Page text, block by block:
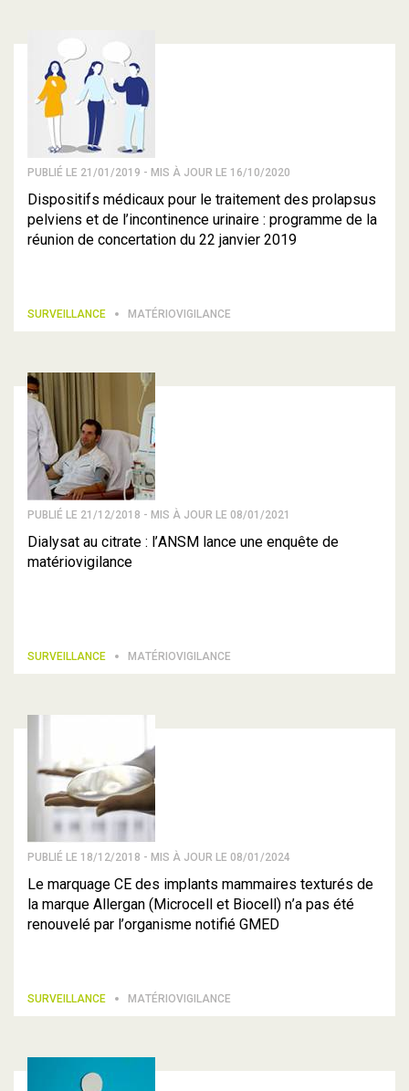
PUBLIÉ LE 21/01/2019 - MIS À JOUR LE 16/10/2020
Dispositifs médicaux pour le traitement des prolapsus
pelviens et de l’incontinence urinaire : programme de la
réunion de concertation du 22 janvier 2019
SURVEILLANCE MATÉRIOVIGILANCE
PUBLIÉ LE 21/12/2018 - MIS À JOUR LE 08/01/2021
Dialysat au citrate : l’ANSM lance une enquête de
matériovigilance
SURVEILLANCE MATÉRIOVIGILANCE
PUBLIÉ LE 18/12/2018 - MIS À JOUR LE 08/01/2024
Le marquage CE des implants mammaires texturés de
la marque Allergan (Microcell et Biocell) n’a pas été
renouvelé par l’organisme notifié GMED
SURVEILLANCE MATÉRIOVIGILANCE